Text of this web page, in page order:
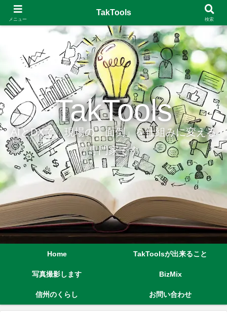
TakTools
AIとDXで、現場の「面倒」を仕組みに変える
専門家です
Home TakToolsが出来ること
写真撮影します BizMix
信州のくらし お問い合わせ
メニュー
TakTools
検索